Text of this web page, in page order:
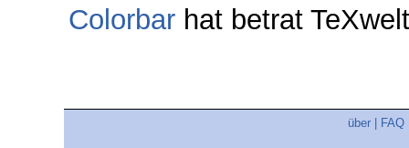
Colorbar hat betrat
über FAQ